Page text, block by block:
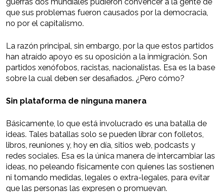
que sus problemas fueron causados por la democracia,
no por el capitalismo.
La razón principal, sin embargo, por la que estos partidos
han atraído apoyo es su oposición a la inmigración. Son
partidos xenófobos, racistas, nacionalistas. Esa es la base
sobre la cual deben ser desafiados. ¿Pero cómo?
Sin plataforma de ninguna manera
Básicamente, lo que está involucrado es una batalla de
ideas. Tales batallas solo se pueden librar con folletos,
libros, reuniones y, hoy en día, sitios web, podcasts y
redes sociales. Esa es la única manera de intercambiar las
ideas, no peleando físicamente con quienes las sostienen
ni tomando medidas, legales o extra-legales, para evitar
que las personas las expresen o promuevan.